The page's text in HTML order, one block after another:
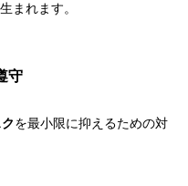
まれます。
守
を最小限に抑えるための対